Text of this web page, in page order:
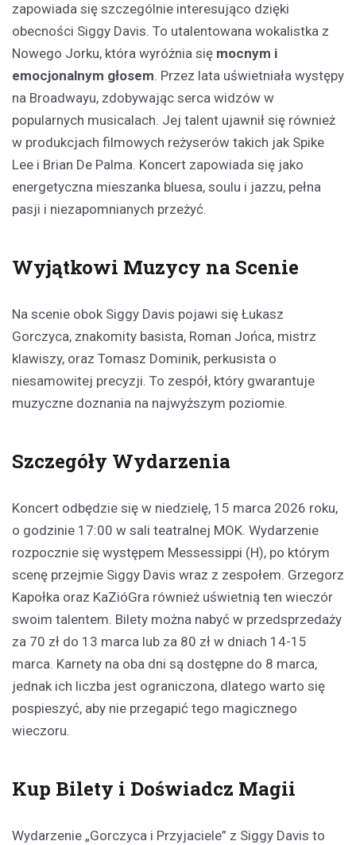
zapowiada się szczególnie interesująco dzięki
obecności Siggy Davis. To utalentowana wokalistka z
Nowego Jorku, która wyróżnia się mocnym i
emocjonalnym głosem. Przez lata uświetniała występy
na Broadwayu, zdobywając serca widzów w
popularnych musicalach. Jej talent ujawnił się również
w produkcjach filmowych reżyserów takich jak Spike
Lee i Brian De Palma. Koncert zapowiada się jako
energetyczna mieszanka bluesa, soulu i jazzu, pełna
pasji i niezapomnianych przeżyć.
Wyjątkowi Muzycy na Scenie
Na scenie obok Siggy Davis pojawi się Łukasz
Gorczyca, znakomity basista, Roman Jońca, mistrz
klawiszy, oraz Tomasz Dominik, perkusista o
niesamowitej precyzji. To zespół, który gwarantuje
muzyczne doznania na najwyższym poziomie.
Szczegóły Wydarzenia
Koncert odbędzie się w niedzielę, 15 marca 2026 roku,
o godzinie 17:00 w sali teatralnej MOK. Wydarzenie
rozpocznie się występem Messessippi (H), po którym
scenę przejmie Siggy Davis wraz z zespołem. Grzegorz
Kapołka oraz KaZióGra również uświetnią ten wieczór
swoim talentem. Bilety można nabyć w przedsprzedaży
za 70 zł do 13 marca lub za 80 zł w dniach 14-15
marca. Karnety na oba dni są dostępne do 8 marca,
jednak ich liczba jest ograniczona, dlatego warto się
pospieszyć, aby nie przegapić tego magicznego
wieczoru.
Kup Bilety i Doświadcz Magii
Wydarzenie „Gorczyca i Przyjaciele” z Siggy Davis to